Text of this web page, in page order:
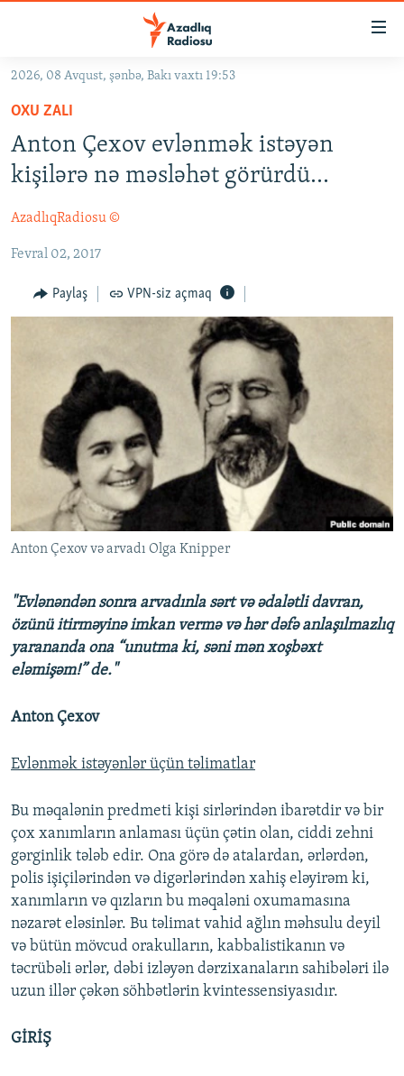
Əsas
qayıt
Əsas
naviqasiyaya
qayıt
Axtarışa
KORRUPSIOMETR
#ƏSLINDƏ
FƏRQƏ BAX
QANUNI DOĞRU
ARAŞDIRMA
FOTOQALEREYA
İNFOQRAFIKA
KARIKATURA
OXU ZALI
AZƏRBAYCAN ƏDƏBIYYATI KITABXANASI
İSLAM VƏ DEMOKRATIYA
İZ - MƏDƏNIYYƏT PROQRAMI
HAQQIMIZDA
MISSIYAMIZ
PEŞƏ ETIKASI VƏ JURNALISTIKA STANDARTLARIMIZ
MATERIALLARIMIZDAN ISTIFADƏ
AZADLIQRADIOSU MOBIL TELEFONUNUZDA
BIZIMLƏ ƏLAQƏ
BIZI IZLƏ
RFE/RL-in bütün saytları
2026, 08 Avqust, şənbə, Bakı vaxtı 19:53
OXU ZALI
Anton Çexov evlənmək istəyən
kişilərə nə məsləhət görürdü...
AzadlıqRadiosu ©
Fevral 02, 2017
Paylaş VPN-siz açmaq
Anton Çexov və arvadı Olga Knipper
"Evlənəndən sonra arvadınla sərt və ədalətli davran,
özünü itirməyinə imkan vermə və hər dəfə anlaşılmazlıq
yarananda ona “unutma ki, səni mən xoşbəxt
eləmişəm!” de."
Anton Çexov
Evlənmək istəyənlər üçün təlimatlar
Bu məqalənin predmeti kişi sirlərindən ibarətdir və bir
çox xanımların anlaması üçün çətin olan, ciddi zehni
gərginlik tələb edir. Ona görə də atalardan, ərlərdən,
polis işiçilərindən və digərlərindən xahiş eləyirəm ki,
xanımların və qızların bu məqaləni oxumamasına
nəzarət eləsinlər. Bu təlimat vahid ağlın məhsulu deyil
və bütün mövcud orakulların, kabbalistikanın və
təcrübəli ərlər, dəbi izləyən dərzixanaların sahibələri ilə
uzun illər çəkən söhbətlərin kvintessensiyasıdır.
GİRİŞ